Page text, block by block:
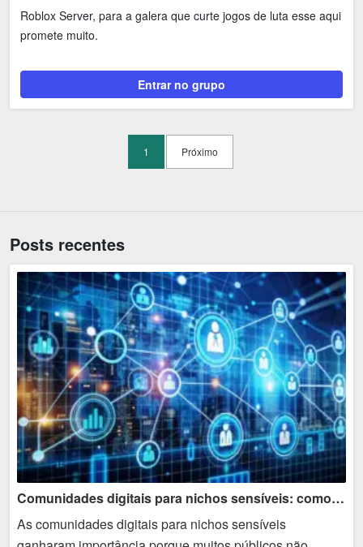
Roblox Server, para a galera que curte jogos de luta esse aqui
promete muito.
Entrar no grupo
1 Próximo
Posts recentes
Comunidades digitais para nichos sensíveis: como comunicar sem invadir
As comunidades digitais para nichos sensíveis